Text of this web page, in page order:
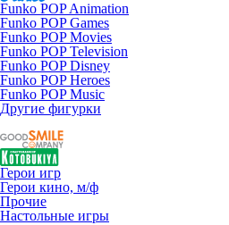
Funko POP Animation
Funko POP Games
Funko POP Movies
Funko POP Television
Funko POP Disney
Funko POP Heroes
Funko POP Music
Другие фигурки
Герои игр
Герои кино, м/ф
Прочие
Настольные игры